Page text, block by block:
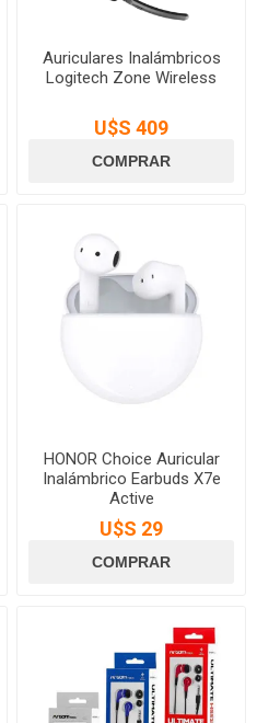
Auriculares Inalámbricos
Logitech Zone Wireless
U$S 409
HONOR Choice Auricular
Inalámbrico Earbuds X7e
Active
U$S 29